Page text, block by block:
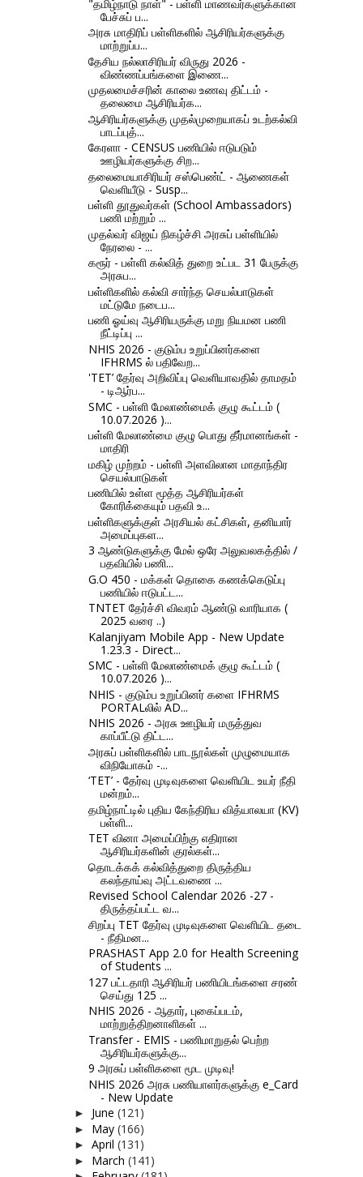
"தமிழ்நாடு நாள்" - பள்ளி மாணவர்களுக்கான
பேச்சுப் ப...
அரசு மாதிரிப் பள்ளிகளில் ஆசிரியர்களுக்கு
மாற்றுப்ப...
தேசிய நல்லாசிரியர் விருது 2026 -
விண்ணப்பங்களை இணை...
முதலமைச்சரின் காலை உணவு திட்டம் -
தலைமை ஆசிரியர்க...
ஆசிரியர்களுக்கு முதல்முறையாகப் உடற்கல்வி
பாடப்புத்...
கேரளா - CENSUS பணியில் ஈடுபடும்
ஊழியர்களுக்கு சிற...
தலைமையாசிரியர் சஸ்பெண்ட் - ஆணைகள்
வெளியீடு - Susp...
பள்ளி தூதுவர்கள் (School Ambassadors)
பணி மற்றும் ...
முதல்வர் விஜய் நிகழ்ச்சி அரசுப் பள்ளியில்
நேரலை - ...
கரூர் - பள்ளி கல்வித் துறை உட்பட 31 பேருக்கு
அரசுப...
பள்ளிகளில் கல்வி சார்ந்த செயல்பாடுகள்
மட்டுமே நடைப...
பணி ஓய்வு ஆசிரியருக்கு மறு நியமன பணி
நீட்டிப்பு ...
NHIS 2026 - குடும்ப உறுப்பினர்களை
IFHRMS ல் பதிவேற...
'TET’ தேர்வு அறிவிப்பு வெளியாவதில் தாமதம்
- டிஆர்ப...
SMC - பள்ளி மேலாண்மைக் குழு கூட்டம் (
10.07.2026 )...
பள்ளி மேலாண்மை குழு பொது தீர்மானங்கள் -
மாதிரி
மகிழ் முற்றம் - பள்ளி அளவிலான மாதாந்திர
செயல்பாடுகள்
பணியில் உள்ள மூத்த ஆசிரியர்கள்
கோரிக்கையும் பதவி உ...
பள்ளிகளுக்குள் அரசியல் கட்சிகள், தனியார்
அமைப்புகள...
3 ஆண்டுகளுக்கு மேல் ஒரே அலுவலகத்தில் /
பதவியில் பணி...
G.O 450 - மக்கள் தொகை கணக்கெடுப்பு
பணியில் ஈடுபட்ட...
TNTET தேர்ச்சி விவரம் ஆண்டு வாரியாக (
2025 வரை ..)
Kalanjiyam Mobile App - New Update
1.23.3 - Direct...
SMC - பள்ளி மேலாண்மைக் குழு கூட்டம் (
10.07.2026 )...
NHIS - குடும்ப உறுப்பினர் களை IFHRMS
PORTALலில் AD...
NHIS 2026 - அரசு ஊழியர் மருத்துவ
காப்பீட்டு திட்ட...
அரசுப் பள்ளிகளில் பாடநூல்கள் முழுமையாக
விநியோகம் -...
‘TET’ - தேர்வு முடிவுகளை வெளியிட உயர் நீதி​
மன்​றம்...
தமிழ்நாட்டில் புதிய கேந்திரிய வித்யாலயா (KV)
பள்ளி...
TET வினா அமைப்பிற்கு எதிரான
ஆசிரியர்களின் குரல்கள்...
தொடக்கக் கல்வித்துறை திருத்திய
கலந்தாய்வு அட்டவணை ...
Revised School Calendar 2026 -27 -
திருத்தப்பட்ட வ...
சிறப்பு TET தேர்வு முடிவுகளை வெளியிட தடை
- நீதிமன...
PRASHAST App 2.0 for Health Screening
of Students ...
127 பட்டதாரி ஆசிரியர் பணியிடங்களை சரண்
செய்து 125 ...
NHIS 2026 - ஆதார், புகைப்படம்,
மாற்றுத்திறனாளிகள் ...
Transfer - EMIS - பணிமாறுதல் பெற்ற
ஆசிரியர்களுக்கு...
9 அரசுப் பள்ளிகளை மூட முடிவு!
NHIS 2026 அரசு பணியாளர்களுக்கு e_Card
- New Update
► June (121)
► May (166)
► April (131)
► March (141)